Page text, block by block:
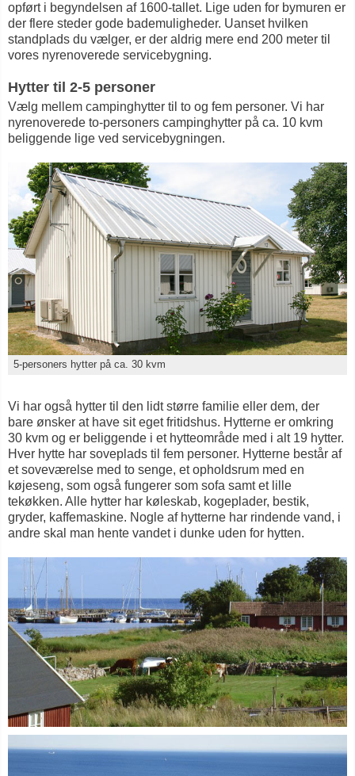
opført i begyndelsen af 1600-tallet. Lige uden for bymuren er
der flere steder gode bademuligheder. Uanset hvilken
standplads du vælger, er der aldrig mere end 200 meter til
vores nyrenoverede servicebygning.
Hytter til 2-5 personer
Vælg mellem campinghytter til to og fem personer. Vi har
nyrenoverede to-personers campinghytter på ca. 10 kvm
beliggende lige ved servicebygningen.
5-personers hytter på ca. 30 kvm
Vi har også hytter til den lidt større familie eller dem, der
bare ønsker at have sit eget fritidshus. Hytterne er omkring
30 kvm og er beliggende i et hytteområde med i alt 19 hytter.
Hver hytte har soveplads til fem personer. Hytterne består af
et soveværelse med to senge, et opholdsrum med en
køjeseng, som også fungerer som sofa samt et lille
tekøkken. Alle hytter har køleskab, kogeplader, bestik,
gryder, kaffemaskine. Nogle af hytterne har rindende vand, i
andre skal man hente vandet i dunke uden for hytten.